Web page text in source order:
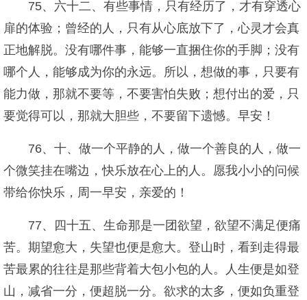
75、六十二、有些事情，只有经历了，才有穿透心
扉的体验；曾经的人，只有从心底放下了，心灵才会真
正地解脱。没有哪件事，能够一直捆住你的手脚；没有
哪个人，能够成为你的永远。所以，想做的事，只要有
能力做，那就不要等，不要害怕失败；想付出的爱，只
要觉得可以，那就大胆些，不要留下遗憾。早安！
76、十、做一个平静的人，做一个善良的人，做一
个微笑挂在嘴边，快乐放在心上的人。愿我小小的问候
带给你快乐，周一早安，亲爱的！
77、四十五、生命那是一团欲望，欲望不满足便痛
苦。期望愈大，失望也便是愈大。登山时，看到走得最
苦最累的往往是那些背着大包小包的人。人生便是如登
山，减省一分，便超脱一分。欲求的太多，便如负重登